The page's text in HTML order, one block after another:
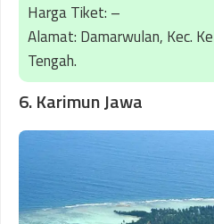
Harga Tiket: –
Alamat: Damarwulan, Kec.
Tengah.
6. Karimun Jawa